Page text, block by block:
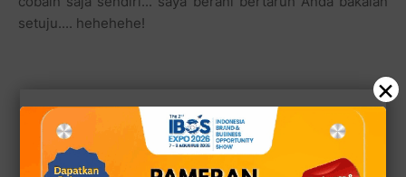
setuju.... hehehehe!
×